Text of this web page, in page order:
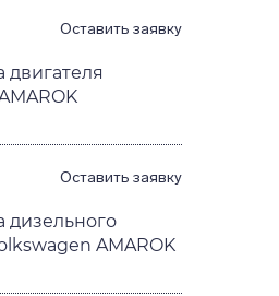
Оставить заявку
двигателя
Оставить заявку
дизельного
AMAROK